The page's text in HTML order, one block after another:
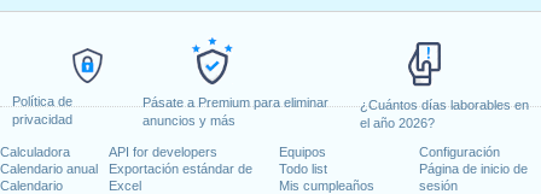
Política de
privacidad
Pásate a Premium para eliminar
anuncios y más
¿Cuántos días laborables en
el año 2026?
Calculadora
Calendario anual
Calendario
API for developers
Exportación estándar de
Excel
Equipos
Todo list
Mis cumpleaños
Configuración
Página de inicio de
sesión